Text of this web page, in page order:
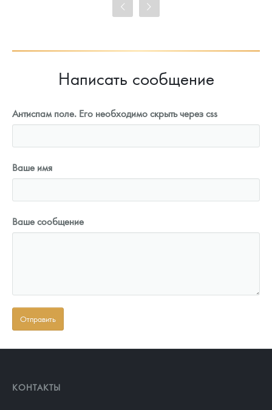
Цена выкупа
Написать сообщение
Антиспам поле. Его необходимо скрыть через css
Ваше имя
Ваше сообщение
КОНТАКТЫ